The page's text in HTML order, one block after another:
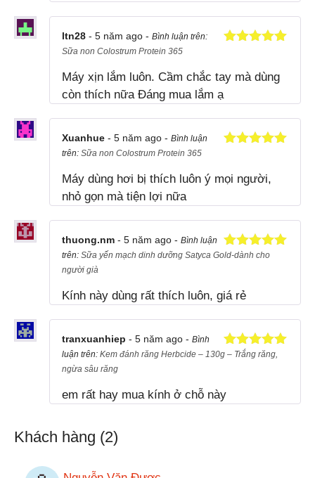
sao
ltn28 - 5 năm ago - Bình luận trên:
Sữa non Colostrum Protein 365
Máy xịn lắm luôn. Cầm chắc tay mà dùng
còn thích nữa Đáng mua lắm ạ
sao
Xuanhue - 5 năm ago - Bình luận
trên: Sữa non Colostrum Protein 365
Máy dùng hơi bị thích luôn ý mọi người,
nhỏ gọn mà tiện lợi nữa
Được xếp
thuong.nm - 5 năm ago - Bình luận
trên: Sữa yến mạch dinh dưỡng Satyca Gold-dành cho
người già
Kính này dùng rất thích luôn, giá rẻ
Được xếp
tranxuanhiep - 5 năm ago - Bình
luận trên: Kem đánh răng Herbcide – 130g – Trắng răng,
ngừa sâu răng
em rất hay mua kính ở chỗ này
Khách hàng (2)